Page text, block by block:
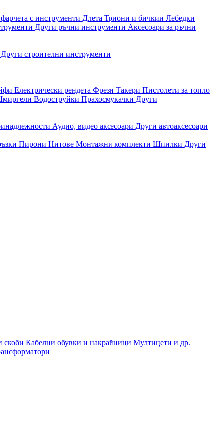
с инструменти Длета Триони и бичкии Лебедки
Други ръчни инструменти Аксесоари за ръчни
Други строителни инструменти
Електрически рендета Фрези Такери Пистолети за топло
Водоструйки Прахосмукачки Други
Аудио, видео аксесоари Други автоаксесоари
Пирони Нитове Монтажни комплекти Шпилки Други
скоби Кабелни обувки и накрайници Мултицети и др.